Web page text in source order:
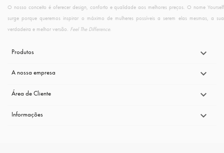
O nosso conceito é oferecer design, conforto e qualidade aos melhores preços. O nome Yourself
surge porque queremos inspirar o máximo de mulheres possíveis a serem elas mesmas, a sua
verdadeira e melhor versão. Feel The Difference.
Produtos 
A nossa empresa 
Área de Cliente 
Informações 